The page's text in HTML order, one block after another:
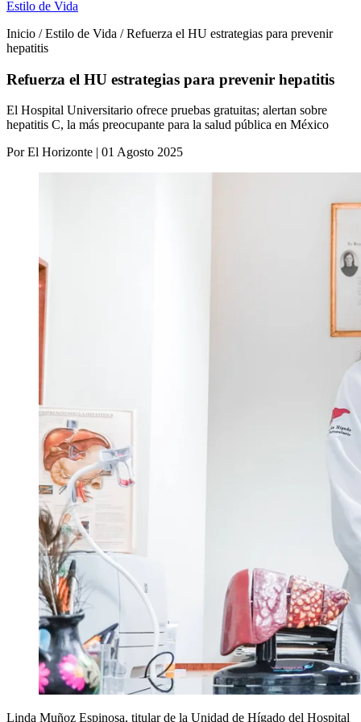
Estilo de Vida
Inicio / Estilo de Vida / Refuerza el HU estrategias para prevenir
hepatitis
Refuerza el HU estrategias para prevenir hepatitis
El Hospital Universitario ofrece pruebas gratuitas; alertan sobre
hepatitis C, la más preocupante para la salud pública en México
Por El Horizonte | 01 Agosto 2025
Linda Muñoz Espinosa, titular de la Unidad de Hígado del Hospital